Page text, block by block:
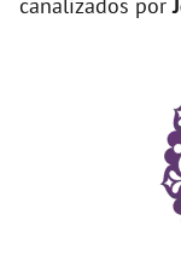
canalizados por